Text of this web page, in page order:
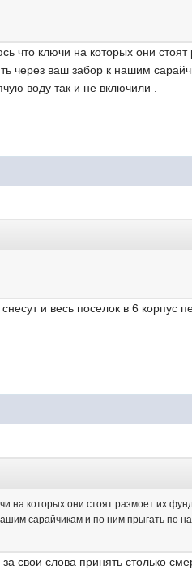
что ключи на которых они
через ваш забор к нашим
воду так и не включили .
и весь поселок в 6 корпус
на которых они стоят размоет их
сарайчикам и по ним прыгать по
свои слова принять столько